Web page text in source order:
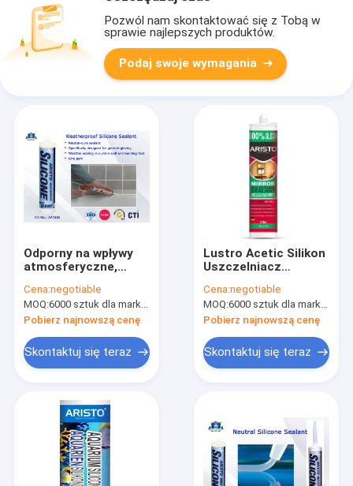
Pozwól nam skontaktować się z Tobą w
sprawie najlepszych produktów.
Podaj swoje wymagania
Odporny na wpływy
atmosferyczne,
neutralny silikonowy
środek
uszczelniający do
budowy / włókno i
odzież
Cena:negotiable
MOQ:6000 sztuk dla marki Aristo, 15000 sztuk dla marki klienta
Pobierz najnowszą cenę
Skontaktuj się teraz
Lustro Acetic Silikon
Uszczelniacz
utwardzanie
Wodoodporność 0,5
MPa Wytrzymałość
na rozciąganie
Cena:negotiable
MOQ:6000 sztuk dla marki Aristo, 15000 sztuk dla marki klienta
Pobierz najnowszą cenę
Skontaktuj się teraz